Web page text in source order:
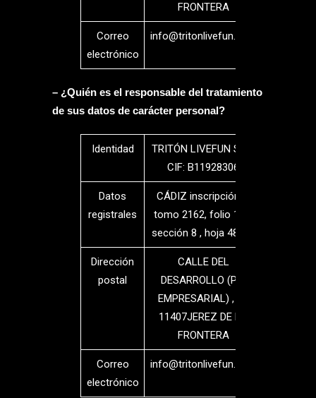
FRONTERA
Correo
electrónico
info@tritonlivefun.com
– ¿Quién es el responsable del tratamiento
de sus datos de carácter personal?
Identidad
TRITÓN LIVEFUN SL –
CIF: B11928306
Datos
registrales
CÁDIZ inscripción 1,
tomo 2162, folio 168,
sección 8 , hoja 48314
Dirección
postal
CALLE DEL
DESARROLLO (PQ.
EMPRESARIAL) , 11
11407JEREZ DE LA
FRONTERA
Correo
electrónico
info@tritonlivefun.com